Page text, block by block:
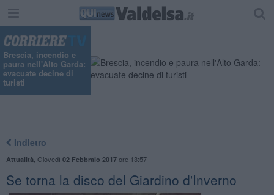
Brescia, incendio e
paura nell'Alto Garda:
evacuate decine di
turisti
Indietro
Attualità Giovedì 02 Febbraio 2017ore 13:57
Se torna la disco del Giardino d'Inverno